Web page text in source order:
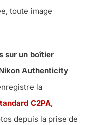
toute image
sur un boîtier
Authenticity
la
C2PA,
depuis la prise de